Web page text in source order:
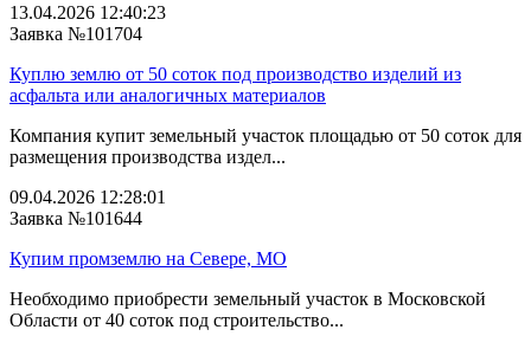
13.04.2026 12:40:23
Заявка №101704
Куплю землю от 50 соток под производство изделий из
асфальта или аналогичных материалов
Компания купит земельный участок площадью от 50 соток для
размещения производства издел...
09.04.2026 12:28:01
Заявка №101644
Купим промземлю на Севере, МО
Необходимо приобрести земельный участок в Московской
Области от 40 соток под строительство...